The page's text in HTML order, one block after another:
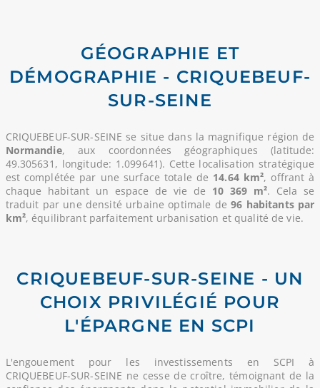
GÉOGRAPHIE ET
DÉMOGRAPHIE - CRIQUEBEUF-
SUR-SEINE
CRIQUEBEUF-SUR-SEINE se situe dans la magnifique région de
Normandie, aux coordonnées géographiques (latitude:
49.305631, longitude: 1.099641). Cette localisation stratégique
est complétée par une surface totale de 14.64 km², offrant à
chaque habitant un espace de vie de 10 369 m². Cela se
traduit par une densité urbaine optimale de96 habitants par
km², équilibrant parfaitement urbanisation et qualité de vie.
CRIQUEBEUF-SUR-SEINE - UN
CHOIX PRIVILÉGIÉ POUR
L'ÉPARGNE EN SCPI
L'engouement pour les investissements en SCPI à
CRIQUEBEUF-SUR-SEINE ne cesse de croître, témoignant de la